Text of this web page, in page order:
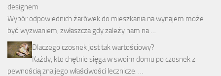
designem
Wybór odpowiednich żarówek do mieszkania na wynajem może
być wyzwaniem, zwłaszcza gdy zależy nam na …
Dlaczego czosnek jest tak wartościowy?
Każdy, kto chętnie sięga w swoim domu po czosnek z
pewnością zna jego właściwości lecznicze. …